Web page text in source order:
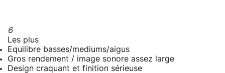
6
Les plus
Equilibre basses/mediums/aigus
Gros rendement / image sonore assez large
Design craquant et finition sérieuse